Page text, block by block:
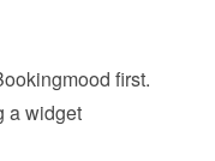
first.
a widget